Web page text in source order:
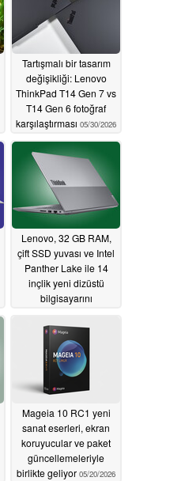
Tartışmalı bir tasarım
değişikliği: Lenovo
ThinkPad T14 Gen 7 vs
T14 Gen 6 fotoğraf
karşılaştırması 05/30/2026
Lenovo, 32 GB RAM,
çift SSD yuvası ve Intel
Panther Lake ile 14
inçlik yeni dizüstü
bilgisayarını
piyasaya sürdü
05/22/2026
Mageia 10 RC1 yeni
sanat eserleri, ekran
koruyucular ve paket
güncellemeleriyle
birlikte geliyor 05/20/2026